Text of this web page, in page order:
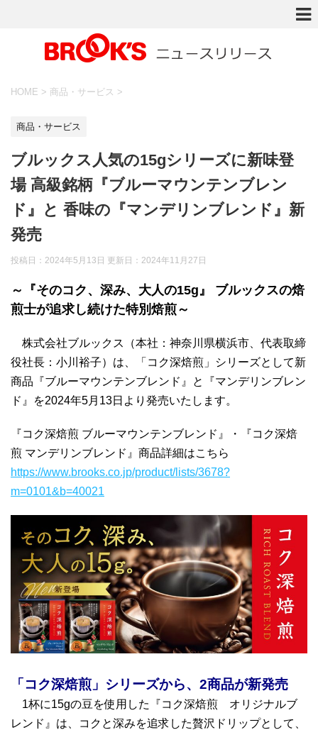
HOME > 商品・サービス >
商品・サービス
ブルックス人気の15gシリーズに新味登
場 高級銘柄『ブルーマウンテンブレン
ド』と 香味の『マンデリンブレンド』新
発売
投稿日：2024年5月13日 更新日： 2024年11月27日
～『そのコク、深み、大人の15g』 ブルックスの焙
煎士が追求し続けた特別焙煎～
株式会社ブルックス（本社：神奈川県横浜市、代表取締
役社長：小川裕子）は、「コク深焙煎」シリーズとして新
商品『ブルーマウンテンブレンド』と『マンデリンブレン
ド』を2024年5月13日より発売いたします。
『コク深焙煎 ブルーマウンテンブレンド』・『コク深焙
煎 マンデリンブレンド』商品詳細はこちら
https://www.brooks.co.jp/product/lists/3678?
m=0101&b=40021
「コク深焙煎」シリーズから、2商品が新発売
1杯に15gの豆を使用した『コク深焙煎 オリジナルブ
レンド』は、コクと深みを追求した贅沢ドリップとして、